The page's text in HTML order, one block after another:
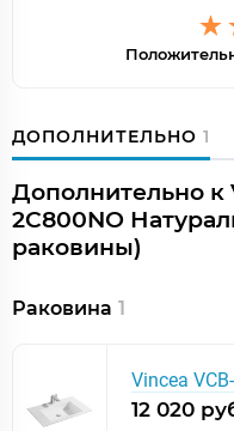
ДОПОЛНИТЕЛЬНО 1
Дополнительно к
2C800NO
раковины)
Раковина 1
Vincea
12 020